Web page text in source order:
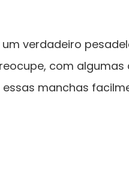
verdadeiro
com algumas
manchas